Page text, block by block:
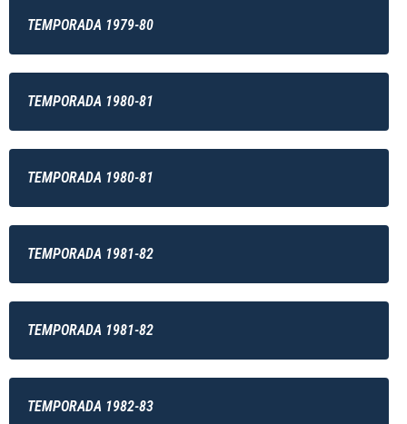
TEMPORADA 1979-80
TEMPORADA 1980-81
TEMPORADA 1980-81
TEMPORADA 1981-82
TEMPORADA 1981-82
TEMPORADA 1982-83